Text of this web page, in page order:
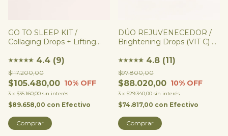
GO TO SLEEP KIT /
Collaging Drops + Lifting
Patches (opcional)
★★★★★
★ 4.4 (9)
$105.480,00
$117.200,00
10% OFF
3 x $35.160,00 sin interés
$89.658,00 con Efectivo
Comprar
DÚO REJUVENECEDOR /
Brightening Drops (VIT C) +
(COLÁGENO)
★★★★★
★ 4.8 (11)
$88.020,00
$97.800,00
10% OFF
3 x $29.340,00 sin interés
$74.817,00 con Efectivo